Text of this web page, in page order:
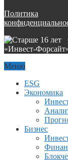
Политика
«Инвест-
Меню
ESG
Экономика
Бизнес